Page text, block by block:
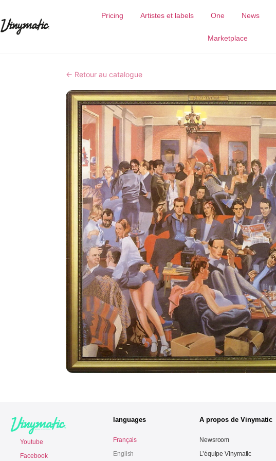
Pricing Artistes et labels One News
Marketplace
← Retour au catalogue
Youtube
Facebook
languages
Français
English
A propos de Vinymatic
Newsroom
L’équipe Vinymatic